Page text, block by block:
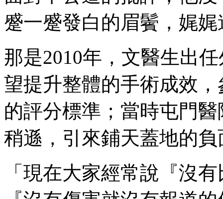
蹙一蹙發白的眉鬢，娓
那是2010年，文醫生出
望提升整體的手術成效
的評分標準；當時屯門
稍遜，引來鋪天蓋地的
「現在大家經常說『沒